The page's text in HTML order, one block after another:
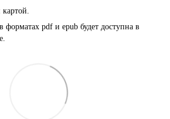
форматах pdf и epub будет доступна в